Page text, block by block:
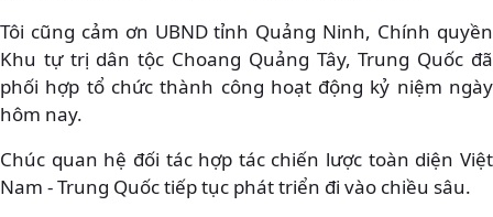
Tôi cũng cảm ơn UBND tỉnh Quảng Ninh, Chính quyền
Khu tự trị dân tộc Choang Quảng Tây, Trung Quốc đã
phối hợp tổ chức thành công hoạt động kỷ niệm ngày
hôm nay.
Chúc quan hệ đối tác hợp tác chiến lược toàn diện Việt
Nam - Trung Quốc tiếp tục phát triển đi vào chiều sâu.